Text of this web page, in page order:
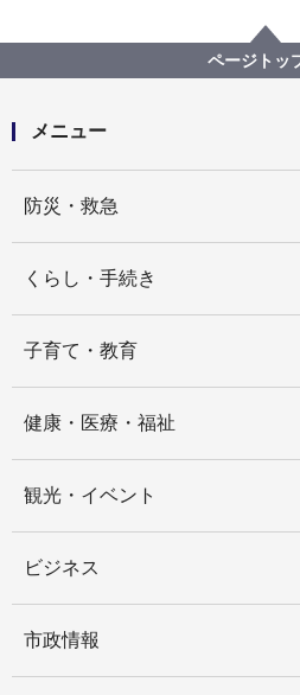
建築関連手続・法令・許認可
建築基準法に基づく許可・
意見公募ページ
ページトッ
メニュー
防災・救急
くらし・手続き
子育て・教育
健康・医療・福祉
観光・イベント
ビジネス
市政情報